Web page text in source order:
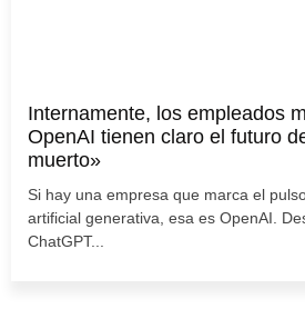
Internamente, los empleados
OpenAI tienen claro el futuro
muerto»
Si hay una empresa que marca el
artificial generativa, esa es OpenAI.
ChatGPT...